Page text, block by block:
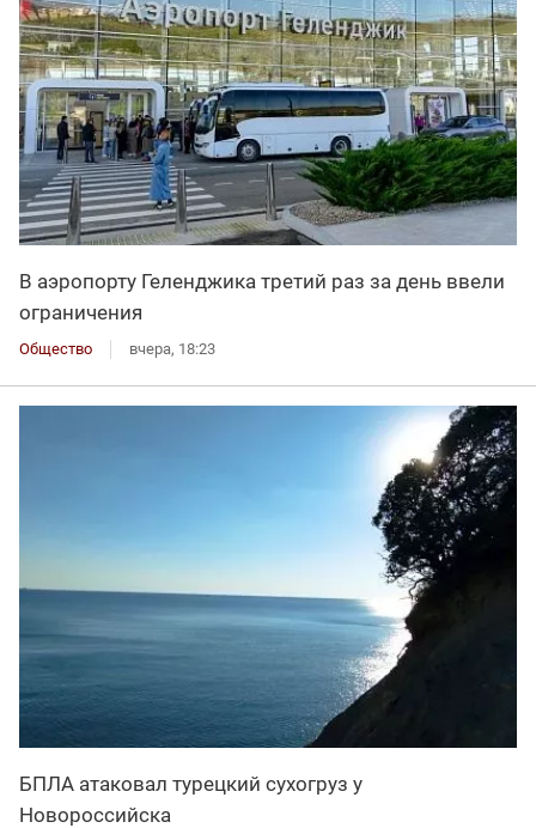
В аэропорту Геленджика третий раз за день ввели
ограничения
Общество вчера, 18:23
БПЛА атаковал турецкий сухогруз у
Новороссийска